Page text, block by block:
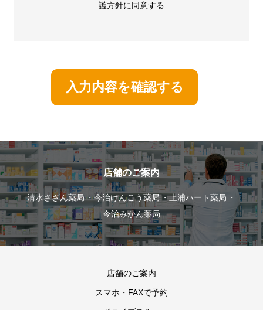
護方針に同意する
入力内容を確認する
店舗のご案内
清水さざん薬局 今治けんこう薬局
上浦ハート薬局
今治みかん薬局
店舗のご案内
スマホ・FAXで予約